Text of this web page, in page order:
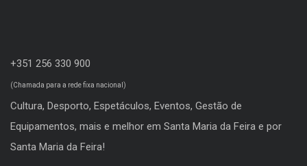
+351 256 330 900
(Chamada para a rede fixa nacional)
Cultura, Desporto, Espetáculos, Eventos, Gestão de
Equipamentos, mais e melhor em Santa Maria da Feira e por
Santa Maria da Feira!